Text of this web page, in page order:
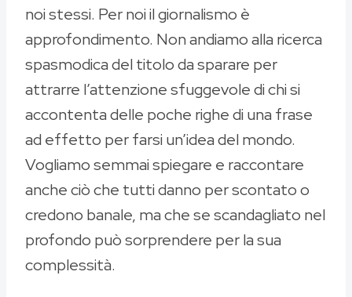
noi stessi. Per noi il giornalismo è
approfondimento. Non andiamo alla ricerca
spasmodica del titolo da sparare per
attrarre l’attenzione sfuggevole di chi si
accontenta delle poche righe di una frase
ad effetto per farsi un’idea del mondo.
Vogliamo semmai spiegare e raccontare
anche ciò che tutti danno per scontato o
credono banale, ma che se scandagliato nel
profondo può sorprendere per la sua
complessità.